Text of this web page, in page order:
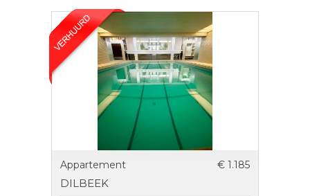
Appartement € 1.185
DILBEEK